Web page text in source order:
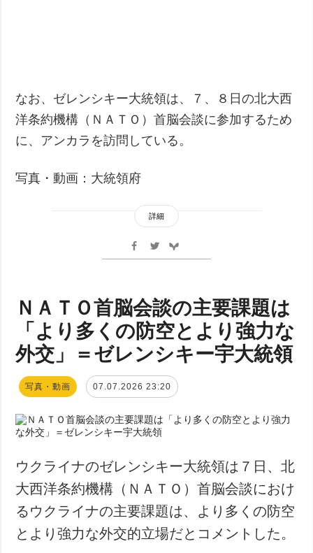
なお、ゼレンシキー大統領は、７、８日の北大西
洋条約機構（ＮＡＴＯ）首脳会談に参加するため
に、アンカラを訪問している。
写真・動画：大統領府
詳細
ＮＡＴＯ首脳会談の主要課題は
「より多くの防空とより強力な
外交」＝ゼレンシキー宇大統領
写真・動画 07.07.2026 23:20
ウクライナのゼレンシキー大統領は７日、北
大西洋条約機構（ＮＡＴＯ）首脳会談におけ
るウクライナの主要課題は、より多くの防空
とより強力な外交的立場だとコメントした。